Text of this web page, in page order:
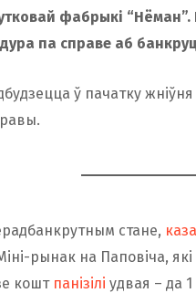
фабрыкі
па справе аб
ў пачатку
стане,
Міні-рынак на Паповіча,
кошт панізілі удвая – да